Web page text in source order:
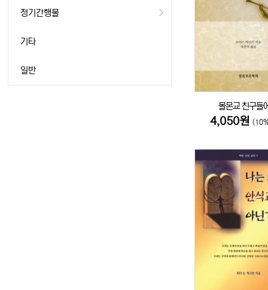
몰몬교 친구들
4,050원
정기간행물
기타
일반